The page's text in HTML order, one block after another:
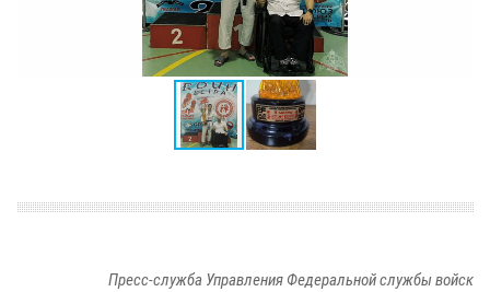
Пресс-служба Управления Федеральной службы войск